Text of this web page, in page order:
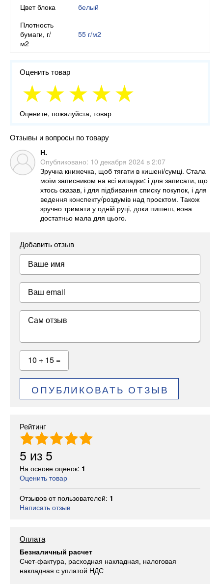
Цвет блока
белый
Плотность
бумаги, г/
м2
55 г/м2
Оценить товар
Оцените, пожалуйста, товар
Отзывы и вопросы по товару
Н.
Опубликовано: 10 декабря 2024 в 2:07
Зручна книжечка, щоб тягати в кишені/сумці. Стала
моїм записником на всі випадки: і для записати, що
хтось сказав, і для підбивання списку покупок, і для
ведення конспекту/роздумів над проєктом. Також
зручно тримати у одній руці, доки пишеш, вона
достатньо мала для цього.
Добавить отзыв
Ваше имя
Ваш email
Сам отзыв
10 + 15 =
ОПУБЛИКОВАТЬ ОТЗЫВ
Рейтинг
5 из 5
На основе оценок: 1
Оценить товар
Отзывов от пользователей: 1
Написать отзыв
Оплата
Безналичный расчет
Счет-фактура, расходная накладная, налоговая
накладная с уплатой НДС